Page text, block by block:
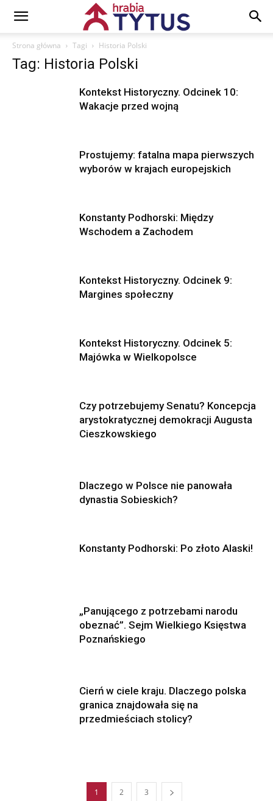
Strona główna Tagi Historia Polski
Tag: Historia Polski
Kontekst Historyczny. Odcinek 10:
Wakacje przed wojną
Prostujemy: fatalna mapa pierwszych
wyborów w krajach europejskich
Konstanty Podhorski: Między
Wschodem a Zachodem
Kontekst Historyczny. Odcinek 9:
Margines społeczny
Kontekst Historyczny. Odcinek 5:
Majówka w Wielkopolsce
Czy potrzebujemy Senatu? Koncepcja
arystokratycznej demokracji Augusta
Cieszkowskiego
Dlaczego w Polsce nie panowała
dynastia Sobieskich?
Konstanty Podhorski: Po złoto Alaski!
„Panującego z potrzebami narodu
obeznać”. Sejm Wielkiego Księstwa
Poznańskiego
Cierń w ciele kraju. Dlaczego polska
granica znajdowała się na
przedmieściach stolicy?
1 2 3